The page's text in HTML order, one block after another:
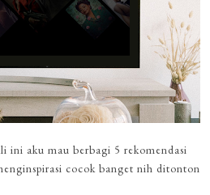
ini aku mau berbagi 5 rekomendasi
cocok banget nih ditonton